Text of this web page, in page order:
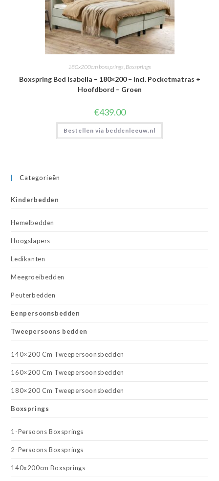
180x200cm boxsprings, Boxsprings
Boxspring Bed Isabella – 180×200 – Incl. Pocketmatras +
Hoofdbord – Groen
€439.00
Bestellen via beddenleeuw.nl
Categorieën
Kinderbedden
Hemelbedden
Hoogslapers
Ledikanten
Meegroeibedden
Peuterbedden
Eenpersoonsbedden
Tweepersoons bedden
140×200 Cm Tweepersoonsbedden
160×200 Cm Tweepersoonsbedden
180×200 Cm Tweepersoonsbedden
Boxsprings
1-Persoons Boxsprings
2-Persoons Boxsprings
140x200cm Boxsprings